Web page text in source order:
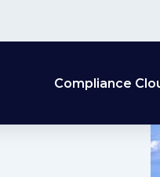
Compliance